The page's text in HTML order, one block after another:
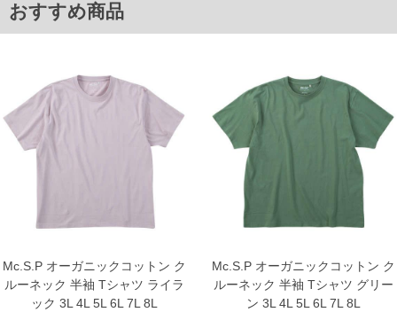
■サイズ表
サイズ/バスト/総丈/裾周り/肩幅/袖丈
5L/150/82/150/62/26
6L/160/84/160/64/27
7L/170/86/170/66/28
8L/180/88/180/68/29
単位はcm
返品交換希望の方は、商品到着後1週間以内にご連絡ください。
下着(肌着)やワイシャツは商品の性質上、返品交換不可とさせて頂いております。予め
備考欄に股下●cmとご記入下さい。（裾上げ無料対象商品は1本につき税込6,000円以
上の品が対象。1本5,999円以下の商品は有料（500円+税）となります。）
出荷まで約1週間～20日間程お時間を頂く場合がございます。
尚、裾上げした商品は返品・交換不可となりますので、予めご了承下さい。
おすすめ商品
Mc.S.P オーガニックコットン ク
ルーネック 半袖 Tシャツ ライラ
ック 3L 4L 5L 6L 7L 8L
Mc.S.P オーガニックコットン ク
ルーネック 半袖 Tシャツ グリー
ン 3L 4L 5L 6L 7L 8L